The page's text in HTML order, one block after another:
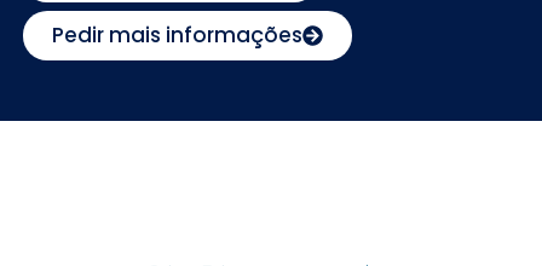
Pedir mais informações